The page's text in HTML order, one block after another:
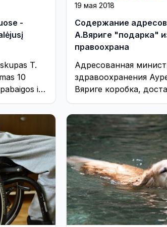
-
T.
10
iki
...
19 мая 2018
Содержание
А.Вяриге "подарка"
правоохрана
Адресованная
здравоохранения
Вяриге коробка,
в пятницу в
здравоохранения,
ноги
органы.